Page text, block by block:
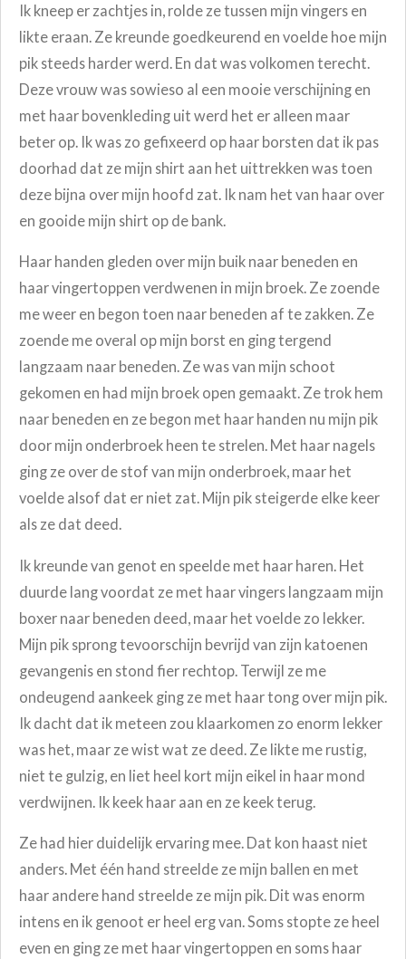
Ik kneep er zachtjes in, rolde ze tussen mijn vingers en
likte eraan. Ze kreunde goedkeurend en voelde hoe mijn
pik steeds harder werd. En dat was volkomen terecht.
Deze vrouw was sowieso al een mooie verschijning en
met haar bovenkleding uit werd het er alleen maar
beter op. Ik was zo gefixeerd op haar borsten dat ik pas
doorhad dat ze mijn shirt aan het uittrekken was toen
deze bijna over mijn hoofd zat. Ik nam het van haar over
en gooide mijn shirt op de bank.
Haar handen gleden over mijn buik naar beneden en
haar vingertoppen verdwenen in mijn broek. Ze zoende
me weer en begon toen naar beneden af te zakken. Ze
zoende me overal op mijn borst en ging tergend
langzaam naar beneden. Ze was van mijn schoot
gekomen en had mijn broek open gemaakt. Ze trok hem
naar beneden en ze begon met haar handen nu mijn pik
door mijn onderbroek heen te strelen. Met haar nagels
ging ze over de stof van mijn onderbroek, maar het
voelde alsof dat er niet zat. Mijn pik steigerde elke keer
als ze dat deed.
Ik kreunde van genot en speelde met haar haren. Het
duurde lang voordat ze met haar vingers langzaam mijn
boxer naar beneden deed, maar het voelde zo lekker.
Mijn pik sprong tevoorschijn bevrijd van zijn katoenen
gevangenis en stond fier rechtop. Terwijl ze me
ondeugend aankeek ging ze met haar tong over mijn pik.
Ik dacht dat ik meteen zou klaarkomen zo enorm lekker
was het, maar ze wist wat ze deed. Ze likte me rustig,
niet te gulzig, en liet heel kort mijn eikel in haar mond
verdwijnen. Ik keek haar aan en ze keek terug.
Ze had hier duidelijk ervaring mee. Dat kon haast niet
anders. Met één hand streelde ze mijn ballen en met
haar andere hand streelde ze mijn pik. Dit was enorm
intens en ik genoot er heel erg van. Soms stopte ze heel
even en ging ze met haar vingertoppen en soms haar